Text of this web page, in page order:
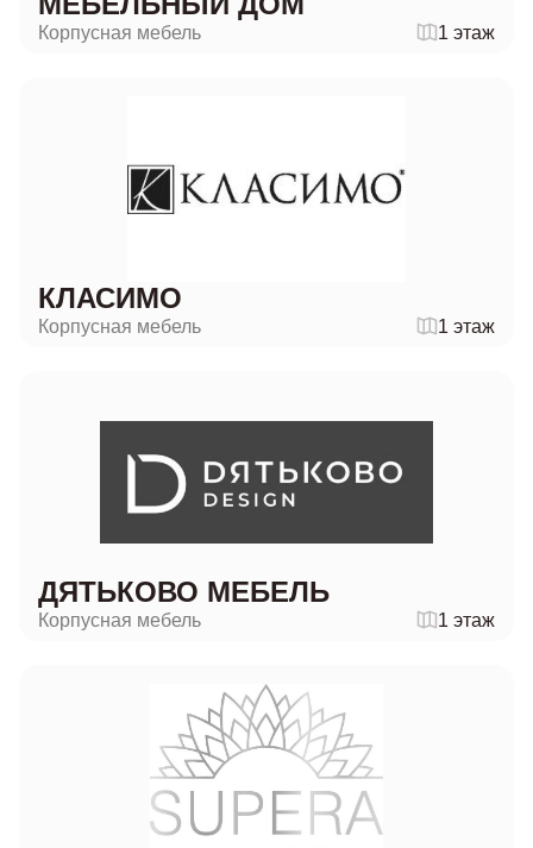
Корпусная мебель 1 этаж
КЛАСИМО
Корпусная мебель 1 этаж
ДЯТЬКОВО МЕБЕЛЬ
Корпусная мебель 1 этаж